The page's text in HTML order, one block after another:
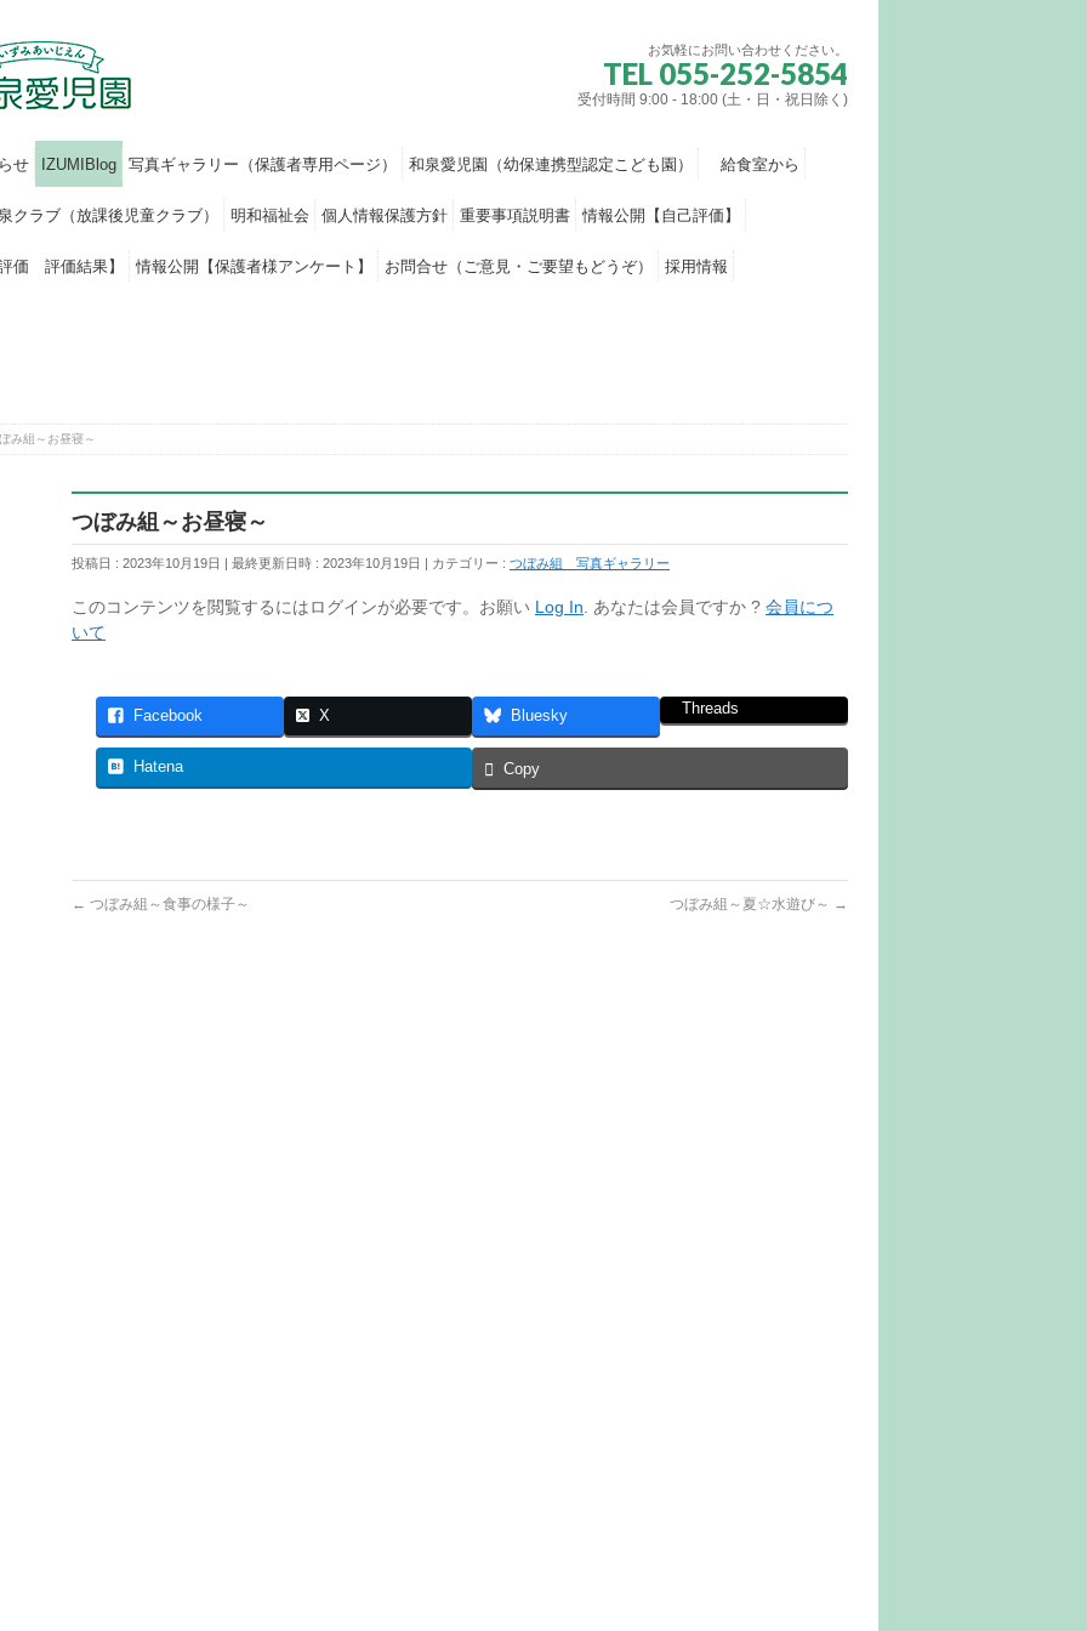
お気軽にお問い合わせください。
TEL 055-252-5854
受付時間 9:00 - 18:00 (土・日・祝日除く)
せ IZUMIBlog 写真ギャラリー（保護者専用ページ） 和泉愛児園（幼保連携型認定こども園） 給食室から
クラブ（放課後児童クラブ） 明和福祉会 個人情報保護方針 重要事項説明書 情報公開【自己評価】
価 評価結果】 情報公開【保護者様アンケート】 お問合せ（ご意見・ご要望もどうぞ） 採用情報
み組～お昼寝～
つぼみ組～お昼寝～
投稿日 : 2023年10月19日 最終更新日時 : 2023年10月19日 カテゴリー : つぼみ組 写真ギャラリー
このコンテンツを閲覧するにはログインが必要です。お願い Log In . あなたは会員ですか ? 会員につ
いて
Facebook X Bluesky Threads
Hatena Copy
← つぼみ組～食事の様子～ つぼみ組～夏☆水遊び～ →